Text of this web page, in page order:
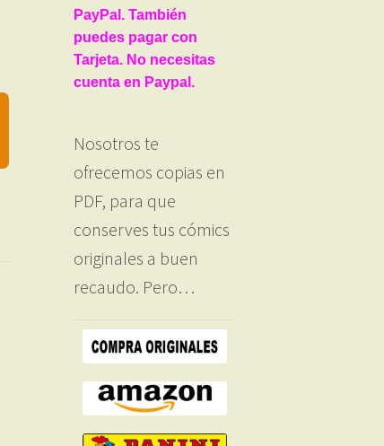
PayPal. También
puedes pagar con
Tarjeta. No necesitas
cuenta en Paypal.
Nosotros te
ofrecemos copias en
PDF, para que
conserves tus cómics
originales a buen
recaudo. Pero…